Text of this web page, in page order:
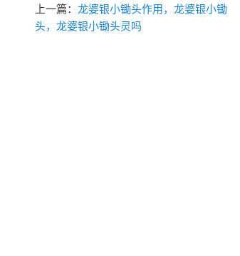
上一篇： 龙婆银小锄头作用，龙婆银小锄
头，龙婆银小锄头灵吗